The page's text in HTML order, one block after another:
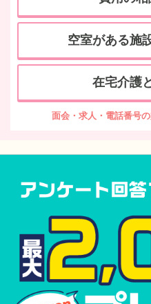
空室がある施
在宅介護
面会・求人・電話番号